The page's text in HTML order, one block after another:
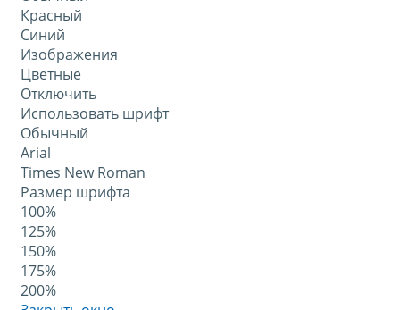
Красный
Синий
Изображения
Цветные
Отключить
Использовать шрифт
Обычный
Arial
Times New Roman
Размер шрифта
100%
125%
150%
175%
200%